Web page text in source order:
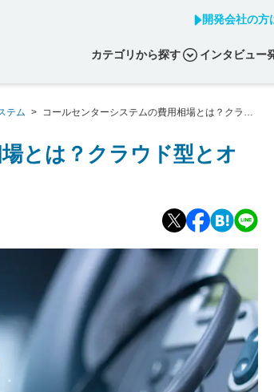
開発会社の方
カテゴリから探す インタビュー
テム > コールセンターシステムの費用相場とは？クラウ
とは？クラウド型とオ